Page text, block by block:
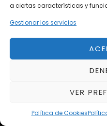
a ciertas características y
Gestionar los servicios
VER
Política de Cookies
Del 02/10/2026
Del 02/10/2026